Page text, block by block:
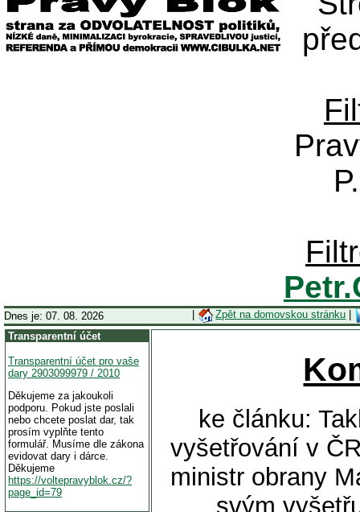
Dnes je: 07. 08. 2026 Zpět na domovskou stránku
Transparentní účet
Transparentní účet pro vaše
dary 2903099979 / 2010
Děkujeme za jakoukoli
podporu. Pokud jste poslali
nebo chcete poslat dar, tak
prosím vyplňte tento
formulář. Musíme dle zákona
evidovat dary i dárce.
Děkujeme
https://voltepravyblok.cz/?
page_id=79
ke článku:
vyšetřování v
ministr obrany
svým